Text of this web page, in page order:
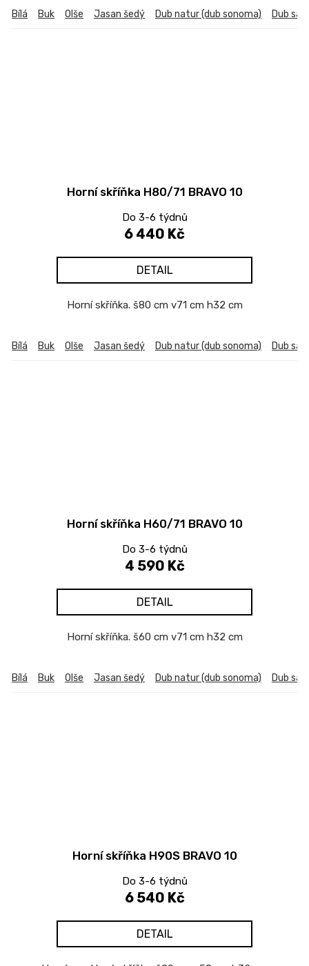
Bílá Buk Olše Jasan šedý Dub natur (dub sonoma) Dub
Horní skříňka H80/71 BRAVO 10
Do 3-6 týdnů
6 440 Kč
DETAIL
Horní skříňka. š80 cm v71 cm h32 cm
Bílá Buk Olše Jasan šedý Dub natur (dub sonoma) Dub
Horní skříňka H60/71 BRAVO 10
Do 3-6 týdnů
4 590 Kč
DETAIL
Horní skříňka. š60 cm v71 cm h32 cm
Bílá Buk Olše Jasan šedý Dub natur (dub sonoma) Dub
Horní skříňka H90S BRAVO 10
Do 3-6 týdnů
6 540 Kč
DETAIL